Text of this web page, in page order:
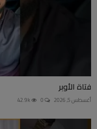
فتاة الأوبر
أغسطس 5, 2026